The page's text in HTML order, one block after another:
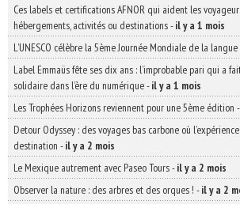
Ces labels et certifications AFNOR qui aident les
hébergements, activités ou destinations-il y a 1 mois
L’UNESCO célèbre la 5ème Journée Mondiale de la
Label Emmaüs fête ses dix ans : l’improbable pari qui a
solidaire dans l’ère du numérique-il y a 1 mois
Les Trophées Horizons reviennent pour une 5ème édition -
Detour Odyssey : des voyages bas carbone où
destination -il y a 2 mois
Le Mexique autrement avec Paseo Tours-il y a 2 mois
Observer la nature : des arbres et des orques ! -il y a 2